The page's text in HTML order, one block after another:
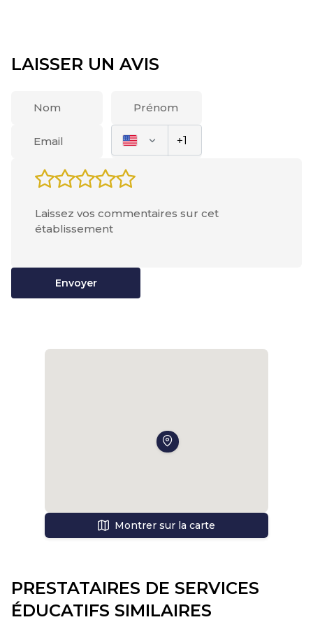
LAISSER UN AVIS
Envoyer
Montrer sur la carte
PRESTATAIRES DE SERVICES
ÉDUCATIFS SIMILAIRES